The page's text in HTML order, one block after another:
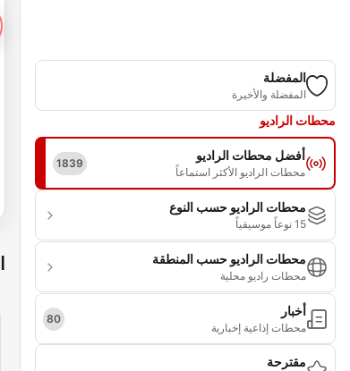
المفضلة
المفضلة والأخيرة
محطات الراديو
أفضل محطات الراديو
محطات الراديو الأكثر استماعاً
1839
محطات الراديو حسب النوع
15 نوعاً موسيقياً
محطات الراديو حسب المنطقة
محطات راديو محلية
أخبار
محطات إذاعية إخبارية
80
مقترحة